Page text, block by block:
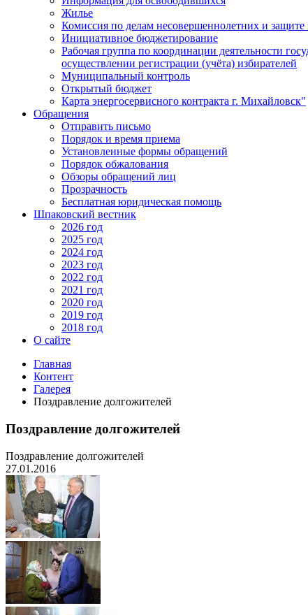
Жилье
Комиссия по делам несовершеннолетних и защите
Инициативное бюджетирование
Рабочая группа по координации деятельности
осуществлении регистрации (учёта) избирателей
Муниципальный контроль
Открытый бюджет
Карта энергосервисного контракта г. Михайловск"
Обращения
Отправить письмо
Порядок и время приема
Установленные формы обращений
Порядок обжалования
Обзоры обращений лиц
Прозрачность
Бесплатная юридическая помощь
Шпаковский вестник
2026 год
2025 год
2024 год
2023 год
2022 год
2021 год
2020 год
2019 год
2018 год
О сайте
Главная
Контент
Галерея
Поздравление долгожителей
Поздравление долгожителей
Поздравление долгожителей
27.01.2016